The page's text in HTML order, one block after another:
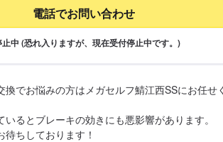
電話でお問い合わせ
中 (恐れ入りますが、現在受付停止中です。)
換でお悩みの方はメガセルフ鯖江西SSにお任せ
るとブレーキの効きにも悪影響があります。
ちしております！